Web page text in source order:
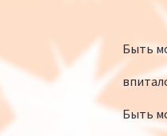
Быть
Быть